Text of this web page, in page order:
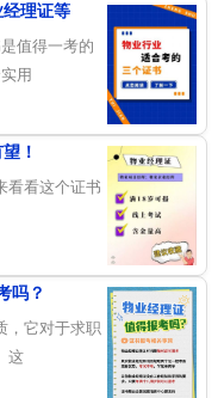
理证等
值得一考的
用
！
看看这个证书
吗？
，它对于求职
这